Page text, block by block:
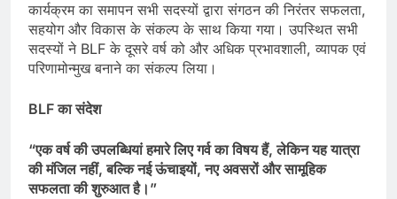
कार्यक्रम का समापन सभी सदस्यों द्वारा संगठन की निरंतर सफलता,
सहयोग और विकास के संकल्प के साथ किया गया। उपस्थित सभी
सदस्यों ने BLF के दूसरे वर्ष को और अधिक प्रभावशाली, व्यापक एवं
परिणामोन्मुख बनाने का संकल्प लिया।
BLFकासंदेश
“एकवर्षकीउपलब्धियांहमारेलिएगर्वकाविषयहैं,लेकिनयहयात्रा
कीमंजिलनहीं,बल्किनईऊंचाइयों,नएअवसरोंऔरसामूहिक
सफलताकीशुरुआतहै।”